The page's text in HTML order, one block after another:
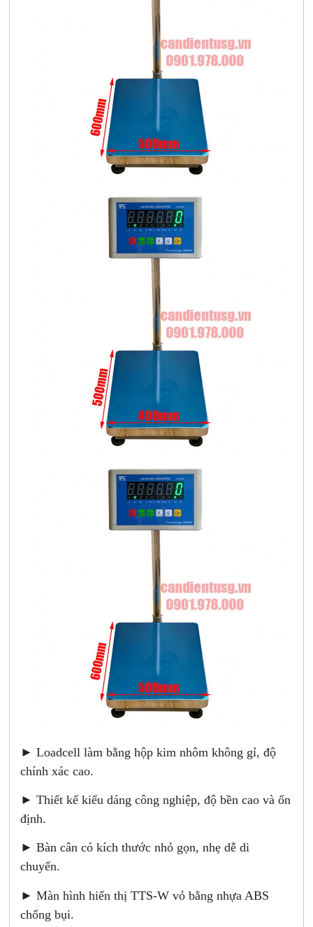
► Loadcell làm bằng hộp kim nhôm không gỉ, độ
chính xác cao.
► Thiết kế kiểu dáng công nghiệp, độ bền cao và ổn
định.
► Bàn cân có kích thước nhỏ gọn, nhẹ dễ di
chuyển.
► Màn hình hiển thị TTS-W vỏ bằng nhựa ABS
chống bụi.